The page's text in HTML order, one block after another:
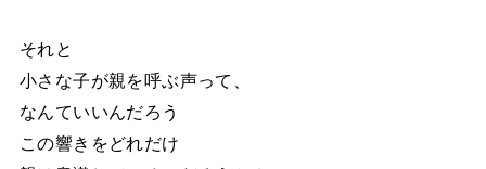
それと
小さな子が親を呼ぶ声って、
なんていいんだろう
この響きをどれだけ